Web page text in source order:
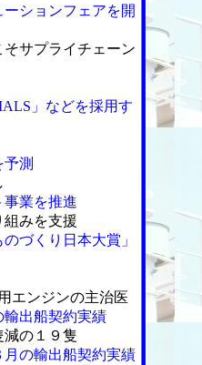
ションフェアを開
サプライチェーン
」などを採用す
測
事業を推進
組みを支援
づくり日本大賞」
エンジンの主治医
輸出船契約実績
の１９隻
月の輸出船契約実績